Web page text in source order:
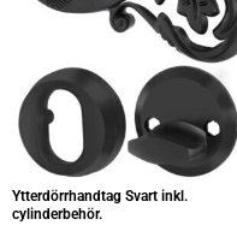
Ytterdörrhandtag Svart inkl.
cylinderbehör.